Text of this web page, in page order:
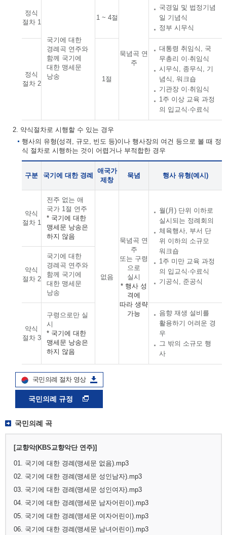
정식
절차 1
국기에 대한
경례곡 연주와
함께 국기에
대한 맹세문
낭송
1 ~ 4절
묵념곡 연
주
국경일 및 법정기념
일 기념식
정부 시무식
정식
절차 2
1절
대통령 취임식, 국
무총리 이·취임식
시무식, 종무식, 기
념식, 워크숍
기관장 이·취임식
1주 이상 교육 과정
의 입교식·수료식
2. 약식절차로 시행할 수 있는 경우
행사의 유형(성격, 규모, 빈도 등)이나 행사장의 여건 등으로 볼 때 정
식 절차로 시행하는 것이 어렵거나 부적합한 경우
구분 국기에 대한 경례
애국가
제창
묵념 행사 유형(예시)
약식
절차 1
전주 없는 애
국가 1절 연주
* 국기에 대한
맹세문 낭송은
하지 않음
없음
묵념곡 연
주
또는 구령
으로
실시
* 행사 성
격에
따라 생략
가능
월(月) 단위 이하로
실시되는 정례회의
체육행사, 부서 단
위 이하의 소규모
워크숍
1주 미만 교육 과정
의 입교식·수료식
기공식, 준공식
약식
절차 2
국기에 대한
경례곡 연주와
함께 국기에
대한 맹세문
낭송
약식
절차 3
구령으로만 실
시
* 국기에 대한
맹세문 낭송은
하지 않음
음향 재생 설비를
활용하기 어려운 경
우
그 밖의 소규모 행
사
국민의례 절차 영상
국민의례 규정
국민의례 곡
[교향악(KBS교향악단 연주)]
01. 국기에 대한 경례(맹세문 없음).mp3
02. 국기에 대한 경례(맹세문 성인남자).mp3
03. 국기에 대한 경례(맹세문 성인여자).mp3
04. 국기에 대한 경례(맹세문 남자어린이).mp3
05. 국기에 대한 경례(맹세문 여자어린이).mp3
06. 국기에 대한 경례(맹세문 남녀어린이).mp3